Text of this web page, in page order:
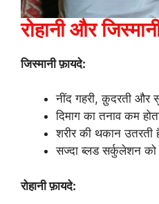
रोहानी और
जिस्मानी फ़ायदे:
नींद गहरी, क़ुदरती और
दिमाग का तनाव कम
शरीर की थकान उतरती
सज्दा ब्लड सर्कुलेशन
रोहानी फ़ायदे: